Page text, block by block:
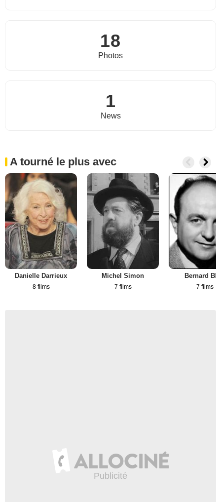
18
Photos
1
News
A tourné le plus avec
Danielle Darrieux
8 films
Michel Simon
7 films
Bernard
7 films